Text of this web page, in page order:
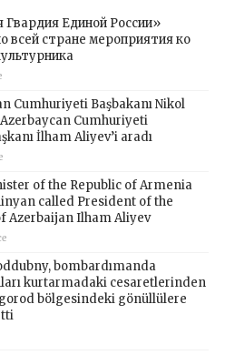
Единой России»
всей стране мероприятия ко
Cumhuriyeti Başbakanı Nikol
Cumhuriyeti
İlham Aliyev’i aradı
of the Republic of Armenia
called President of the
Azerbaijan Ilham Aliyev
bombardımanda
kurtarmadaki cesaretlerinden
bölgesindeki gönüllülere